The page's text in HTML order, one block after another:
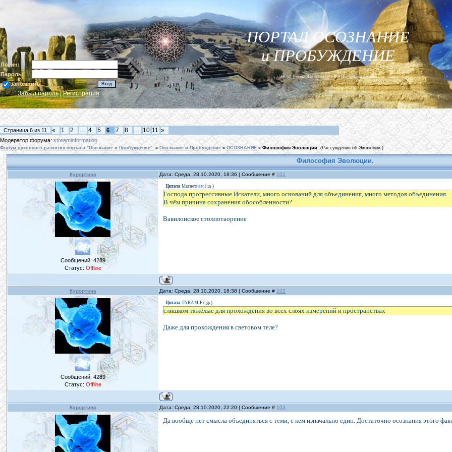
Логин:
Пароль:
запомнить
Забыл пароль|Регистрация
ПОРТАЛ ОСОЗНАНИЕ
и ПРОБУЖДЕНИЕ
Этот место для Искателей и Исследователей...
Страница 6 из 11 « 1 2 … 4 5 6 7 8 … 10 11 »
Модератор форума:streaminformation
Форум духовного развития портала "Осознание и Пробуждение". » Осознание и Пробуждение » ОСОЗНАНИЕ » Философия Эволюции. (Рассуждения об Эволюции.)
Философия Эволюции.
Курортина Дата: Среда, 28.10.2020, 18:36 | Сообщение # 101
Сообщений: 4289
Статус: Offline
Цитата Магнетизм ( )
Господа прогрессивные Искатели, много оснований для объединения, много методов объединения.
В чём причина сохранения обособленности?
Вавилонское столпотаорение
Курортина Дата: Среда, 28.10.2020, 18:38 | Сообщение # 102
Сообщений: 4289
Статус: Offline
Цитата TARAMIF ( )
слишком тяжёлые для прохождения во всех слоях измерений и пространствах
Даже для прохождения в световом теле?
Курортина Дата: Среда, 28.10.2020, 22:20 | Сообщение # 103
Да вообще нет смысла объединяться с теми, с кем изначально един. Достаточно осознания этого